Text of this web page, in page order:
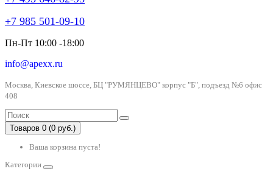
+7 985 501-09-10
Пн-Пт 10:00 -18:00
info@apexx.ru
Москва, Киевское шоссе, БЦ "РУМЯНЦЕВО" корпус "Б", подъезд №6 офис
408
Товаров 0 (0 руб.)
Ваша корзина пуста!
Категории